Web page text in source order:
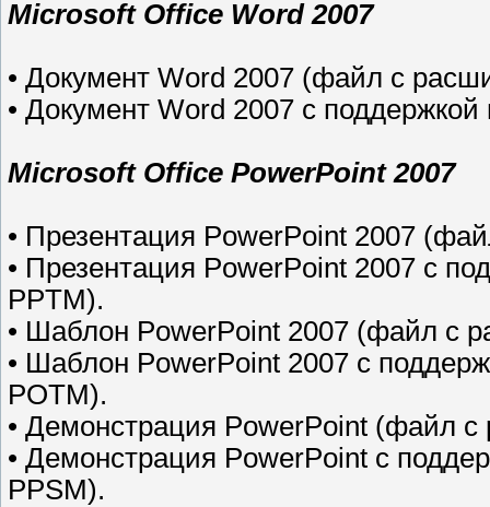
Microsoft Office Word 2007
• Документ Word 2007 (файл с
• Документ Word 2007 с
Microsoft Office PowerPoint 2007
• Презентация PowerPoint 2007
• Презентация PowerPoint 2007 с
PPTM).
• Шаблон PowerPoint 2007 (файл с
• Шаблон PowerPoint 2007 с
POTM).
• Демонстрация PowerPoint (файл
• Демонстрация PowerPoint с
PPSM).